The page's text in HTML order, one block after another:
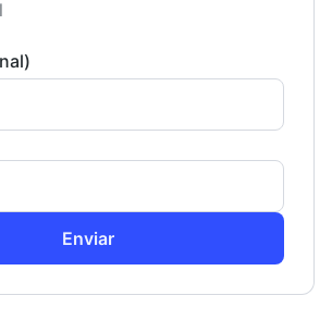
Enviar